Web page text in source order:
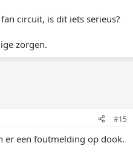
circuit, is dit iets serieus?
zorgen.
#15
er een foutmelding op dook.